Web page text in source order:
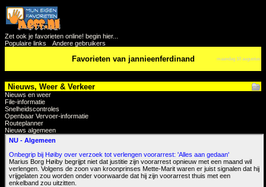
Zet ook je favorieten online! begin hier...
Populaire links
Andere gebruikers
Favorieten van jannieenferdinand maandag 10 augustus
Nieuws, Weer & Verkeer
Nieuws en weer
File-informatie
Snelheidscontroles
Openbaar Vervoer-informatie
Routeplanner
Nieuws algemeen